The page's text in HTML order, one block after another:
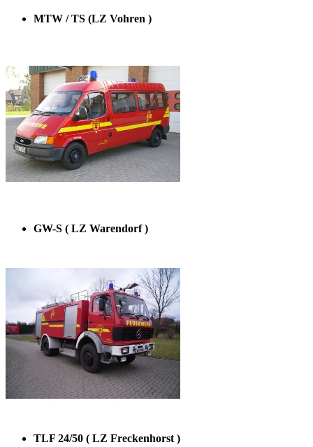
MTW / TS (LZ Vohren )
GW-S ( LZ Warendorf )
TLF 24/50 ( LZ Freckenhorst )